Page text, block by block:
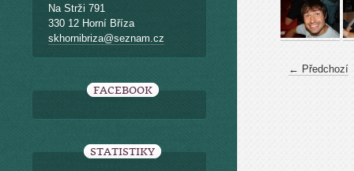
← Předchozí
Na Strži 791
330 12 Horní Bříza
skhornibriza@seznam.cz
FACEBOOK
STATISTIKY